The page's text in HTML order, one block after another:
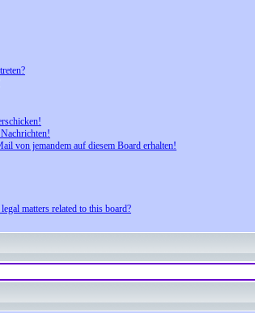
von jemandem auf diesem Board erhalten!
matters related to this board?